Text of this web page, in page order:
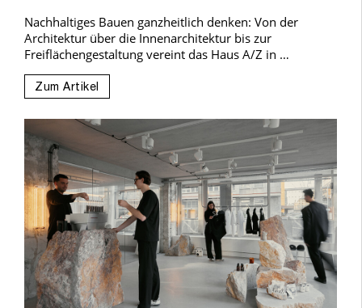
Nachhaltiges Bauen ganzheitlich denken: Von der
Architektur über die Innenarchitektur bis zur
Freiflächengestaltung vereint das Haus A/Z in …
Zum Artikel